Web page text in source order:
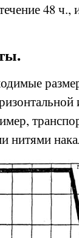
48
нитями